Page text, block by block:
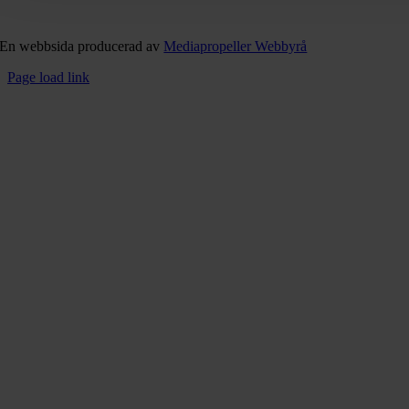
En webbsida producerad av Mediapropeller Webbyrå
Page load link